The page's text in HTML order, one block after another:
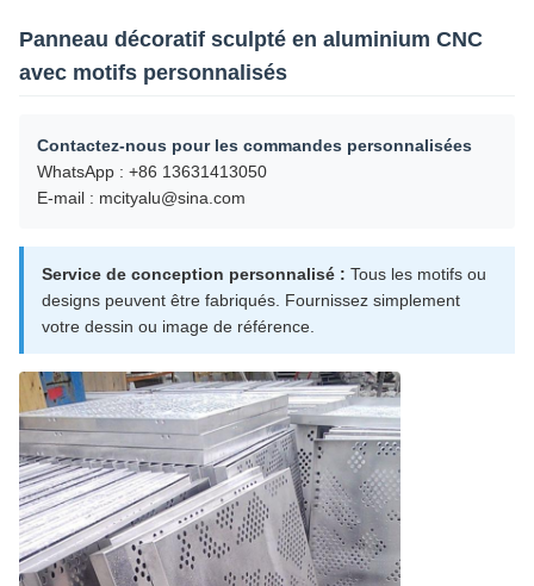
Panneau décoratif sculpté en aluminium CNC
avec motifs personnalisés
Contactez-nous pour les commandes personnalisées
WhatsApp : +86 13631413050
E-mail : mcityalu@sina.com
Service de conception personnalisé : Tous les motifs ou
designs peuvent être fabriqués. Fournissez simplement
votre dessin ou image de référence.